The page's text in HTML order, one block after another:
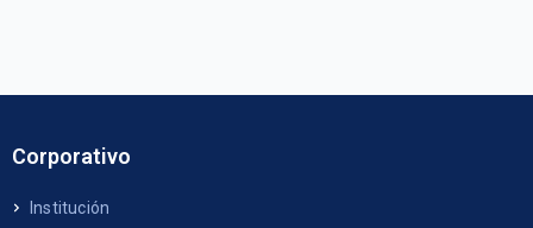
Corporativo
Institución